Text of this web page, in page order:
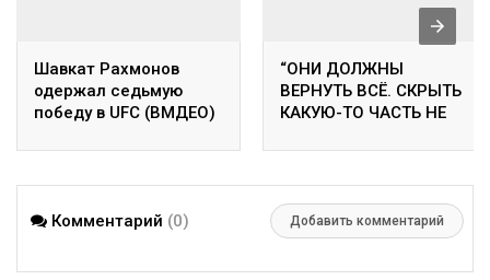
Шавкат Рахмонов
одержал седьмую
победу в UFC (ВМДЕО)
“ОНИ ДОЛЖНЫ
ВЕРНУТЬ ВСЁ. СКРЫТЬ
КАКУЮ-ТО ЧАСТЬ НЕ
ДЕПУТАТ МАЖИЛИСА О
ПРИОБРЕТЕННЫХ
АКТИВОВ
Комментарий (0) Добавить комментарий